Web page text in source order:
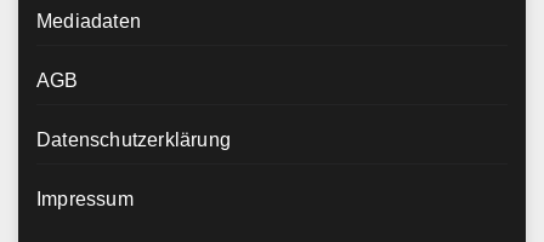
Mediadaten
AGB
Datenschutzerklärung
Impressum